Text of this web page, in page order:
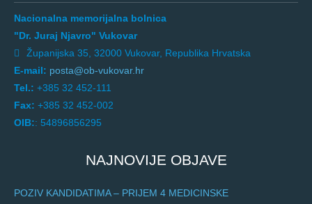
Nacionalna memorijalna bolnica
"Dr. Juraj Njavro" Vukovar
Županijska 35, 32000 Vukovar, Republika Hrvatska
E-mail: posta@ob-vukovar.hr
Tel.: +385 32 452-111
Fax: +385 32 452-002
OIB:: 54896856295
NAJNOVIJE OBJAVE
POZIV KANDIDATIMA – PRIJEM 4 MEDICINSKE